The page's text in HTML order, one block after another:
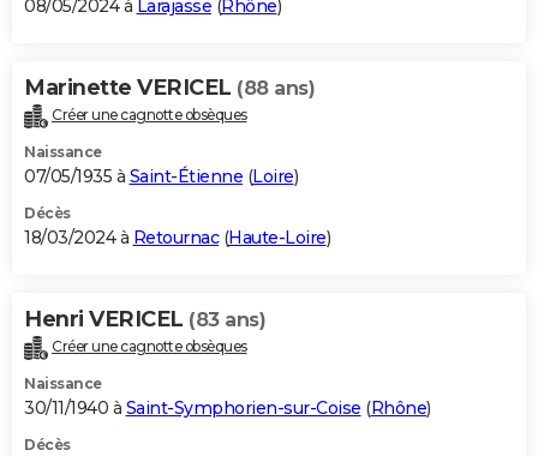
08/05/2024 à Larajasse (Rhône)
Marinette VERICEL (88 ans)
Créer une cagnotte obsèques
Naissance
07/05/1935 à Saint-Étienne (Loire)
Décès
18/03/2024 à Retournac(Haute-Loire)
Henri VERICEL (83 ans)
Créer une cagnotte obsèques
Naissance
30/11/1940 à Saint-Symphorien-sur-Coise (Rhône)
Décès